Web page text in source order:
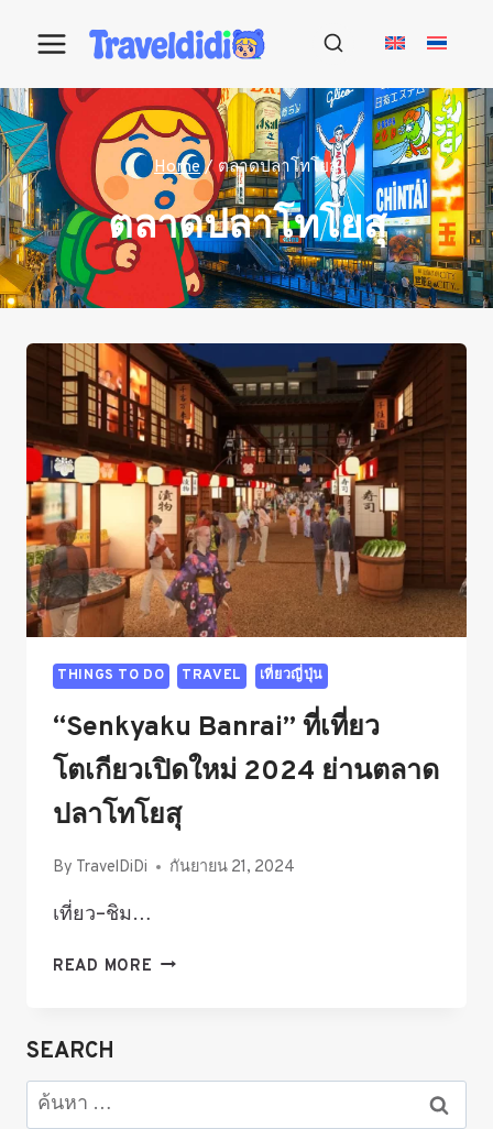
Home / ตลาดปลาโทโยสุ
ตลาดปลาโทโยสุ
THINGS TO DO TRAVEL เที่ยวญี่ปุ่น
“Senkyaku Banrai” ที่เที่ยว
โตเกียวเปิดใหม่ 2024 ย่านตลาด
ปลาโทโยสุ
By TravelDiDi กันยายน 21, 2024
เที่ยว–ชิม…
READ MORE “SENKYAKU
เปิด
SEARCH
ค้นหา